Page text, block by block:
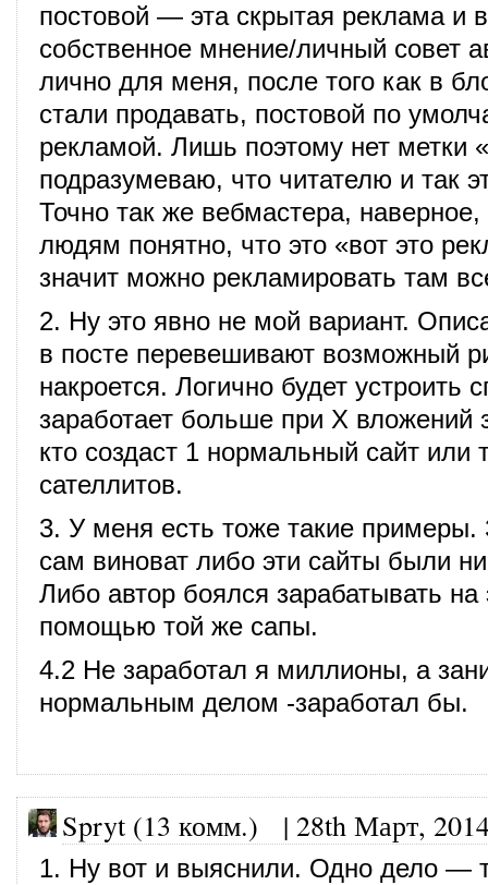
постовой — эта скрытая реклама и
собственное мнение/личный совет
лично для меня, после того как в
стали продавать, постовой по
рекламой. Лишь поэтому нет метки
подразумеваю, что читателю и так
Точно так же вебмастера, наверное,
людям понятно, что это «вот это
значит можно рекламировать там
2. Ну это явно не мой вариант.
в посте перевешивают возможный
накроется. Логично будет устроить
заработает больше при X вложений
кто создаст 1 нормальный сайт или
сателлитов.
3. У меня есть тоже такие примеры.
сам виноват либо эти сайты были
Либо автор боялся зарабатывать на
помощью той же сапы.
4.2 Не заработал я миллионы, а
нормальным делом -заработал бы.
Spryt (13 комм.) | 28th Март,
1. Ну вот и выяснили. Одно дело —